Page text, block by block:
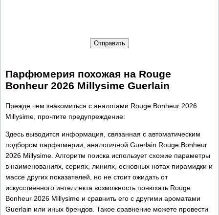
Отправить
Парфюмерия похожая на Rouge
Bonheur 2026 Millуsime Guerlain
Прежде чем знакомиться с аналогами Rouge Bonheur 2026
Millуsime, прочтите предупреждение:
Здесь выводится информация, связанная с автоматическим
подбором парфюмерии, аналогичной Guerlain Rouge Bonheur
2026 Millуsime. Алгоритм поиска использует схожие параметры
в наименованиях, сериях, линиях, основных нотах пирамидки и
массе других показателей, но не стоит ожидать от
искусственного интеллекта возможность понюхать Rouge
Bonheur 2026 Millуsime и сравнить его с другими ароматами
Guerlain или иных брендов. Такое сравнение можете провести